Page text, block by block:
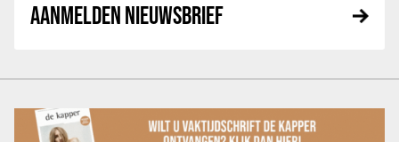
AANMELDEN NIEUWSBRIEF